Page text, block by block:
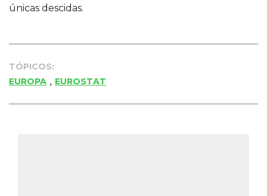
únicas descidas.
TÓPICOS:
EUROPA , EUROSTAT